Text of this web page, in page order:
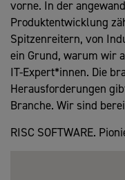
vorne. In der
Produktentwicklung
Spitzenreitern, von
ein Grund, warum wir
IT-Expert*innen. Die
Herausforderungen
Branche. Wir sind
RISC SOFTWARE.